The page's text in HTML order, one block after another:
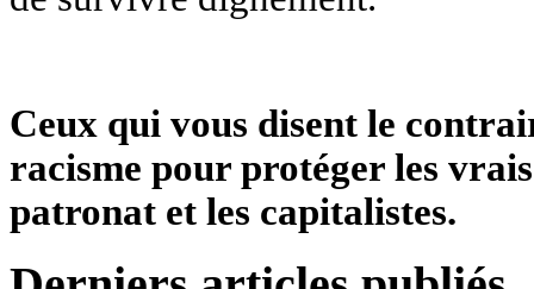
Ceux qui vous disent le
racisme pour protéger les
patronat et les capitalistes.